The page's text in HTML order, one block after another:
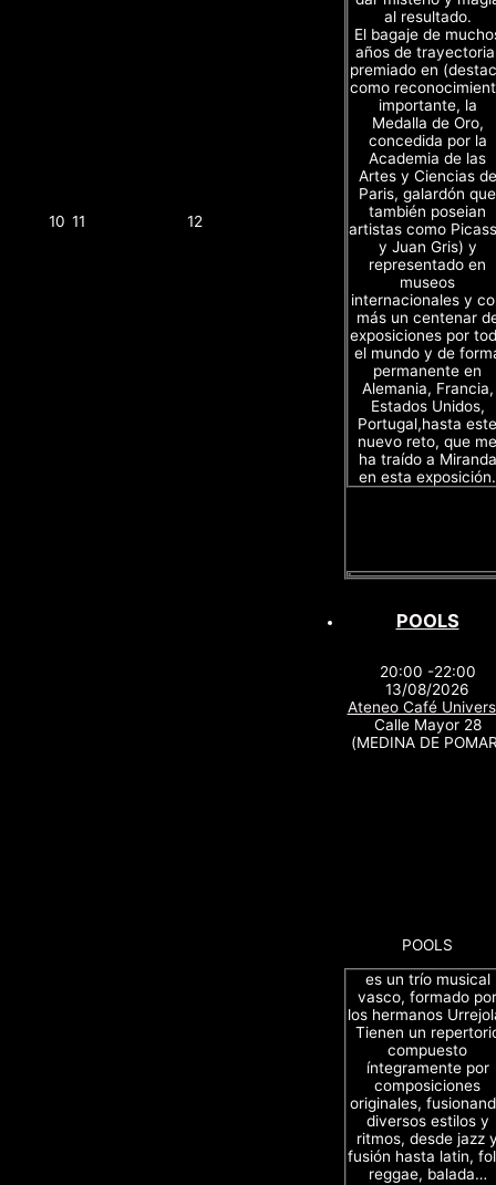
10 11 12
al resultado.
El bagaje de
años de
premiado en
como
importante, la
Medalla de Oro,
concedida por la
Academia de las
Artes y Ciencias de
Paris, galardón que
también poseian
artistas como
y Juan Gris) y
representado en
museos
internacionales y
más un centenar
exposiciones por
el mundo y de
permanente en
Alemania, Francia,
Estados Unidos,
Portugal,hasta este
nuevo reto, que me
ha traído a Miranda
en esta exposición.
POOLS
20:00 -22:00
13/08/2026
Ateneo Café
Calle Mayor 28
(MEDINA DE
POOLS
es un trío musical
vasco, formado por
los hermanos
Tienen un
compuesto
íntegramente por
composiciones
originales,
diversos estilos y
ritmos, desde jazz
fusión hasta latin,
reggae, balada…